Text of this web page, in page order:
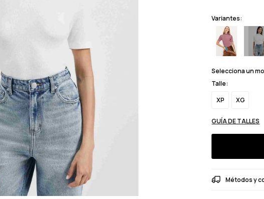
Variantes:
Selecciona un
Talle:
XP
XG
GUÍA DE TALLES
Métodos y